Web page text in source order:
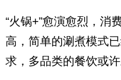
“火锅+”愈演愈烈，消
高，简单的涮煮模式
求，多品类的餐饮或许